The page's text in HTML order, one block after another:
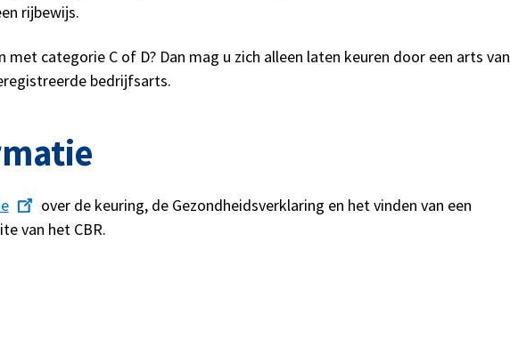
rijbewijs.
met categorie C of D? Dan mag u zich alleen laten keuren door een arts van
bedrijfsarts.
over de keuring, de Gezondheidsverklaring en het vinden van een
van het CBR.